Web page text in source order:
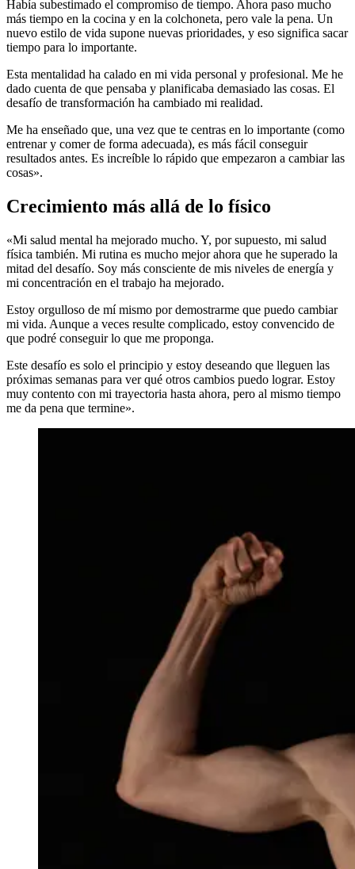
Había subestimado el compromiso de tiempo. Ahora paso mucho
más tiempo en la cocina y en la colchoneta, pero vale la pena. Un
nuevo estilo de vida supone nuevas prioridades, y eso significa sacar
tiempo para lo importante.
Esta mentalidad ha calado en mi vida personal y profesional. Me he
dado cuenta de que pensaba y planificaba demasiado las cosas. El
desafío de transformación ha cambiado mi realidad.
Me ha enseñado que, una vez que te centras en lo importante (como
entrenar y comer de forma adecuada), es más fácil conseguir
resultados antes. Es increíble lo rápido que empezaron a cambiar las
cosas».
Crecimiento más allá de lo físico
«Mi salud mental ha mejorado mucho. Y, por supuesto, mi salud
física también. Mi rutina es mucho mejor ahora que he superado la
mitad del desafío. Soy más consciente de mis niveles de energía y
mi concentración en el trabajo ha mejorado.
Estoy orgulloso de mí mismo por demostrarme que puedo cambiar
mi vida. Aunque a veces resulte complicado, estoy convencido de
que podré conseguir lo que me proponga.
Este desafío es solo el principio y estoy deseando que lleguen las
próximas semanas para ver qué otros cambios puedo lograr. Estoy
muy contento con mi trayectoria hasta ahora, pero al mismo tiempo
me da pena que termine».